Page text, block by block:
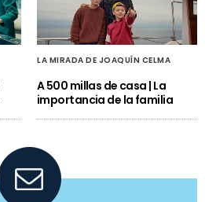
LA MIRADA DE JOAQUÍN CELMA
A 500 millas de casa | La
importancia de la familia